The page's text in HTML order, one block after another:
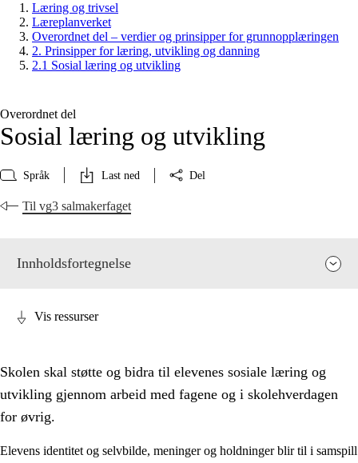
Læring og trivsel
Læreplanverket
Overordnet del – verdier og prinsipper for grunnopplæringen
2. Prinsipper for læring, utvikling og danning
2.1 Sosial læring og utvikling
Overordnet del
Sosial læring og utvikling
Språk Last ned Del
Til vg3 salmakerfaget
Innholdsfortegnelse
Vis ressurser
Skolen skal støtte og bidra til elevenes sosiale læring og
utvikling gjennom arbeid med fagene og i skolehverdagen
for øvrig.
Elevens identitet og selvbilde, meninger og holdninger blir til i samspill